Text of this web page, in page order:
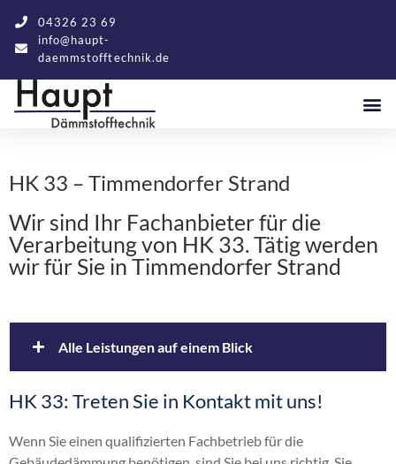
04326 23 69
info@haupt-
daemmstofftechnik.de
HK 33 – Timmendorfer Strand
Wir sind Ihr Fachanbieter für die
Verarbeitung von HK 33. Tätig werden
wir für Sie in Timmendorfer Strand
Alle Leistungen auf einem Blick
Altbaudämmung
Dachbodendämmung
HK 33: Treten Sie in Kontakt mit uns!
Wenn Sie einen qualifizierten Fachbetrieb für die